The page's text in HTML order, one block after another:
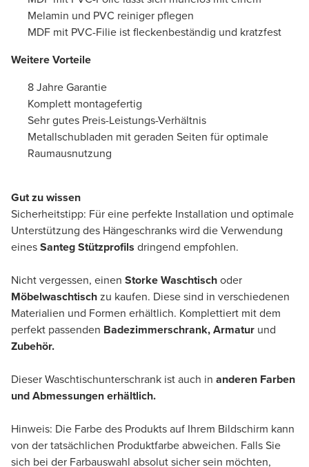
Melamin und PVC reiniger pflegen
MDF mit PVC-Filie ist fleckenbeständig und kratzfest
Weitere Vorteile
8 Jahre Garantie
Komplett montagefertig
Sehr gutes Preis-Leistungs-Verhältnis
Metallschubladen mit geraden Seiten für optimale
Raumausnutzung
Gut zu wissen
Sicherheitstipp: Für eine perfekte Installation und optimale
Unterstützung des Hängeschranks wird die Verwendung
einesSanteg Stützprofils dringend empfohlen.
Nicht vergessen, einen Storke Waschtischoder
Möbelwaschtischzu kaufen. Diese sind in verschiedenen
Materialien und Formen erhältlich. Komplettiert mit dem
perfekt passenden Badezimmerschrank, Armatur und
Zubehör.
Dieser Waschtischunterschrank ist auch in anderen Farben
und Abmessungen erhältlich.
Hinweis: Die Farbe des Produkts auf Ihrem Bildschirm kann
von der tatsächlichen Produktfarbe abweichen. Falls Sie
sich bei der Farbauswahl absolut sicher sein möchten,